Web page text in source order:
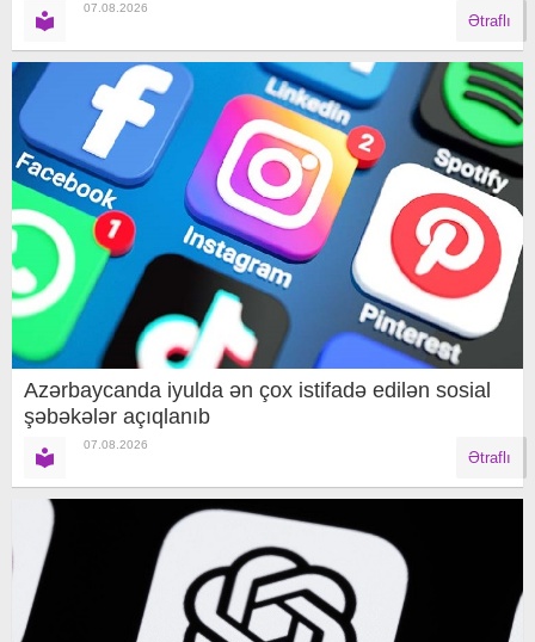
07.08.2026
Ətraflı
Azərbaycanda iyulda ən çox istifadə edilən sosial
şəbəkələr açıqlanıb
07.08.2026
Ətraflı